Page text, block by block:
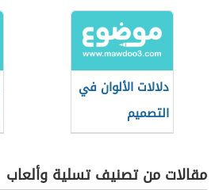
دلالات الألوان في
التصميم
مقالات من تصنيف تسلية وألعاب